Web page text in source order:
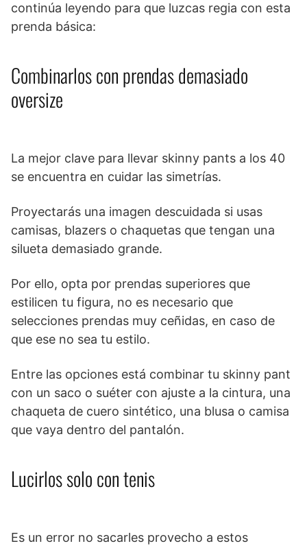
continúa leyendo para que luzcas regia con esta
prenda básica:
Combinarlos con prendas demasiado
oversize
La mejor clave para llevar skinny pants a los 40
se encuentra en cuidar las simetrías.
Proyectarás una imagen descuidada si usas
camisas, blazers o chaquetas que tengan una
silueta demasiado grande.
Por ello, opta por prendas superiores que
estilicen tu figura, no es necesario que
selecciones prendas muy ceñidas, en caso de
que ese no sea tu estilo.
Entre las opciones está combinar tu skinny pant
con un saco o suéter con ajuste a la cintura, una
chaqueta de cuero sintético, una blusa o camisa
que vaya dentro del pantalón.
Lucirlos solo con tenis
Es un error no sacarles provecho a estos